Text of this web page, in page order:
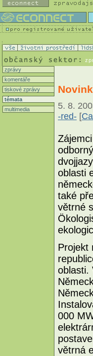
zprávy
komentáře
tiskové zprávy
témata
multimedia
5. 8.
-red- [
oblasti
také
větrné
Projekt
oblasti.
000
větrná